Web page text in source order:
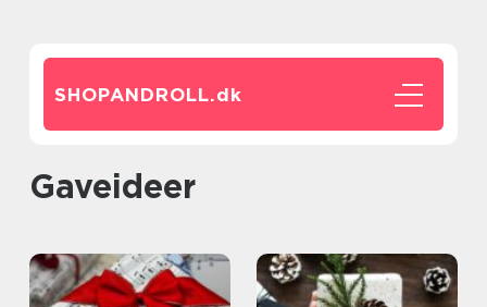
SHOPANDROLL.dk
Gaveideer